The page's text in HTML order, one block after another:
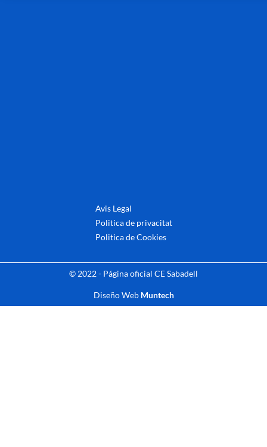
Avis Legal
Politica de privacitat
Politica de Cookies
© 2022 - Página oficial CE Sabadell
Diseño Web Muntech